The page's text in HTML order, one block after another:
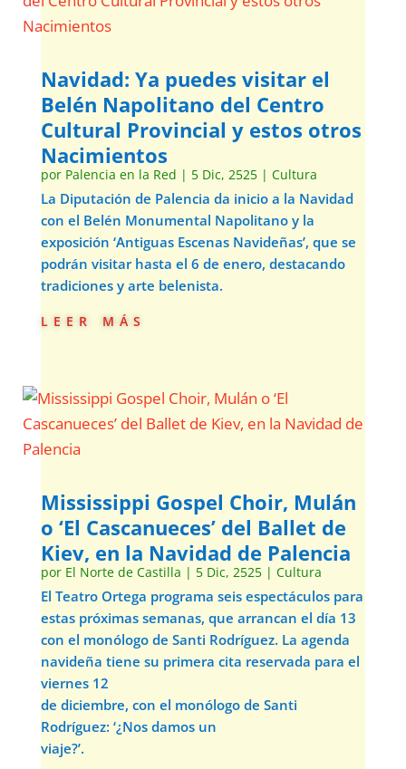
Navidad: Ya puedes visitar el
Belén Napolitano del Centro
Cultural Provincial y estos otros
Nacimientos
por Palencia en la Red | 5 Dic, 2525| Cultura
La Diputación de Palencia da inicio a la Navidad
con el Belén Monumental Napolitano y la
exposición ‘Antiguas Escenas Navideñas’, que se
podrán visitar hasta el 6 de enero, destacando
tradiciones y arte belenista.
leer más
Mississippi Gospel Choir, Mulán
o ‘El Cascanueces’ del Ballet de
Kiev, en la Navidad de Palencia
por El Norte de Castilla | 5 Dic, 2525| Cultura
El Teatro Ortega programa seis espectáculos para
estas próximas semanas, que arrancan el día 13
con el monólogo de Santi Rodríguez. La agenda
navideña tiene su primera cita reservada para el
viernes 12
de diciembre, con el monólogo de Santi
Rodríguez: ‘¿Nos damos un
viaje?’.